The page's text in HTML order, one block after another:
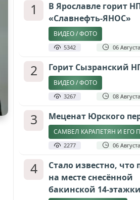
1
В Ярославле горит
«Славнефть-ЯНОС»
ВИДЕО / ФОТО
5342 06
2 Горит Сызранский
ВИДЕО / ФОТО
3267 08
3 Меценат Юрского
САМВЕЛ КАРАПЕТЯН И ЕГО
2277 06
4
Стало известно, что
на месте снесённой
бакинской 14-этажки